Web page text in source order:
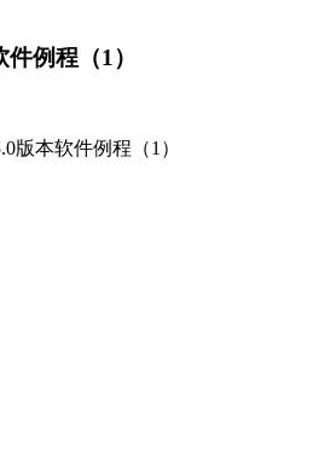
例程（1）
版本软件例程（1）